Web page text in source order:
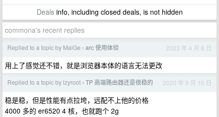
Dealsinfo, including closed deals, is not hidden
commona's recent replies
Replied to a topic by MaiGe › arc 使用体验 2023 年 4 月 8 日
用上了感觉还不错，就是浏览器本体的语言无法更改
Replied to a topic by lzyroot › TP 高端路由器还是很稳的 2020 年 9 月 10 日
稳是稳，但是性能有点拉垮，远配不上他的价格
4000 多的 er6520 4 核，也就跑个 2g